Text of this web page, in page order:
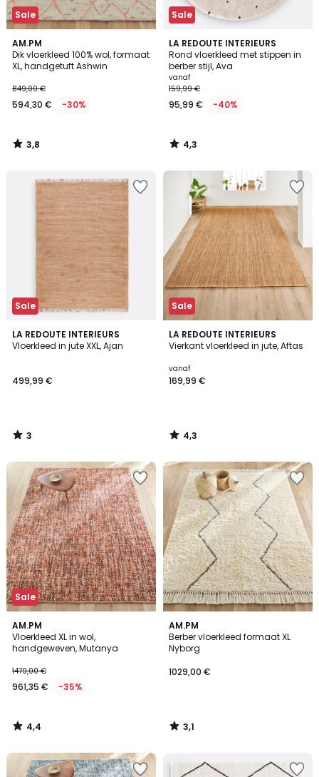
Sale
AM.PM
Dik vloerkleed 100% wol, formaat
XL, handgetuft Ashwin
849,00 €
594,30 € -30%
3,8
/ 5
3,8
/
Sale
LA REDOUTE INTERIEURS
Rond vloerkleed met stippen in
berber stijl, Ava
vanaf
159,99 €
95,99 € -40%
4,3
/ 5
4,3
/
Sale
LA REDOUTE INTERIEURS
Vloerkleed in jute XXL, Ajan
499,99 €
3
/
3
/
Sale
LA REDOUTE INTERIEURS
Vierkant vloerkleed in jute, Aftas
vanaf
169,99 €
4,3
/ 5
4,3
/
Sale
AM.PM
Vloerkleed XL in wol,
handgeweven, Mutanya
1479,00 €
961,35 € -35%
4,4
/ 5
4,4
/
AM.PM
Berber vloerkleed formaat XL
Nyborg
1029,00 €
3,1
/
5
3,1
/